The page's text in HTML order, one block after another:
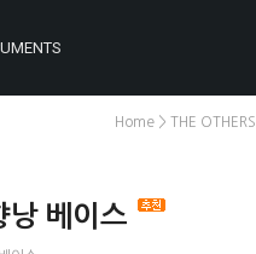
Home > THE OTHERS
낭 베이스